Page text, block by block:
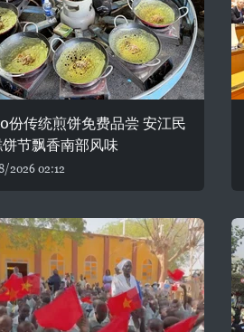
份传统煎饼免费品尝 安江民
饼节飘香南部风味
2026 02:12